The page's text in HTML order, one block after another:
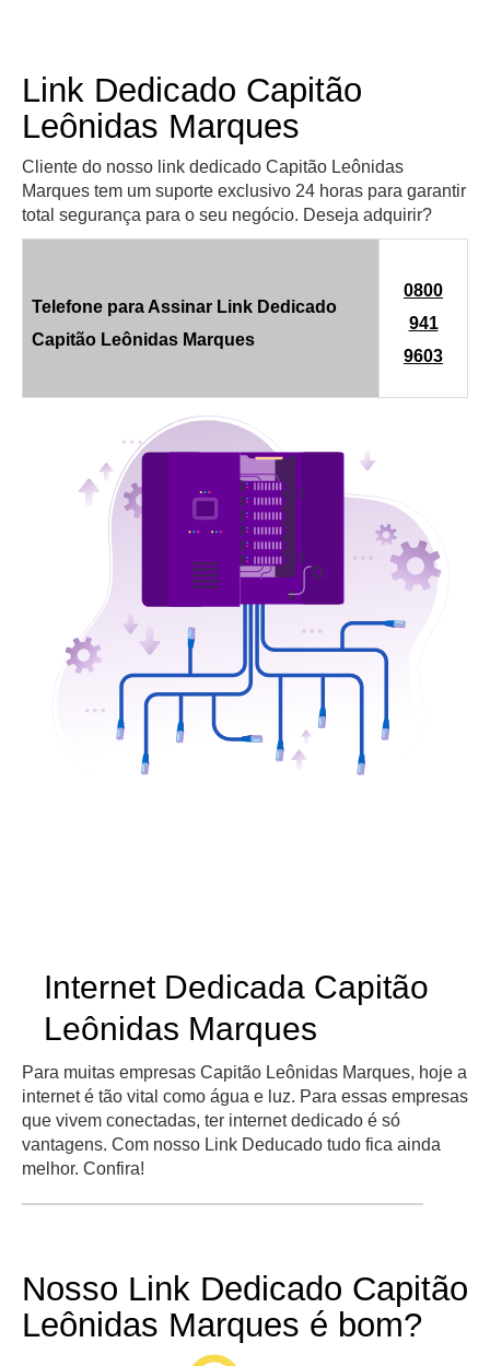
Link Dedicado Capitão
Leônidas Marques
Cliente do nosso link dedicado Capitão Leônidas
Marques tem um suporte exclusivo 24 horas para garantir
total segurança para o seu negócio. Deseja adquirir?
Telefone para Assinar Link Dedicado
Capitão Leônidas Marques
0800
941
9603
Internet Dedicada Capitão
Leônidas Marques
Para muitas empresas Capitão Leônidas Marques, hoje a
internet é tão vital como água e luz. Para essas empresas
que vivem conectadas, ter internet dedicado é só
vantagens. Com nosso Link Deducado tudo fica ainda
melhor. Confira!
Nosso Link Dedicado Capitão
Leônidas Marques é bom?